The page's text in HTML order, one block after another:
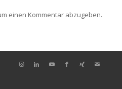
einen Kommentar abzugeben.